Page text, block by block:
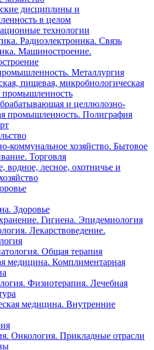
дисциплины и
в целом
технологии
Радиоэлектроника. Связь
Машиностроение.
Металлургия
пищевая, микробиологическая
промышленность
и целлюлозно-
промышленность. Полиграфия
коммунальное хозяйство. Бытовое
Торговля
водное, лесное, охотничье и
Здоровье
Гигиена. Эпидемиология
Лекарствоведение.
Общая терапия
медицина. Комплиментарная
Физиотерапия. Лечебная
медицина. Внутренние
Онкология. Прикладные отрасли